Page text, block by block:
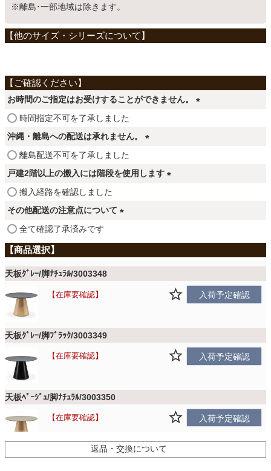
ホームオフィス
ファブリック
カーテン
ラグ
マット
生活用品
キッチン用品
家電・照明器具
※離島･一部地域は除きます。
お時間のご指定はお受けすることができません。
時間指定不可を了承しました
沖縄・離島への配送は承れません。
必
離島配送不可を了承しました
戸建2階以上の搬入には階段を使用します
搬入経路を確認しました
その他配送の注意点について
必
須
)
全て確認了承済みです
天板ｸﾞﾚｰ/脚ﾅﾁｭﾗﾙ/3003348
在庫要確認 入荷予定確認
天板ｸﾞﾚｰ/脚ﾌﾞﾗｯｸ/3003349
在庫要確認 入荷予定確認
天板ﾍﾞｰｼﾞｭ/脚ﾅﾁｭﾗﾙ/3003350
在庫要確認 入荷予定確認
天板ﾍﾞｰｼﾞｭ/脚ﾌﾞﾗｯｸ/3003351
返品・交換について